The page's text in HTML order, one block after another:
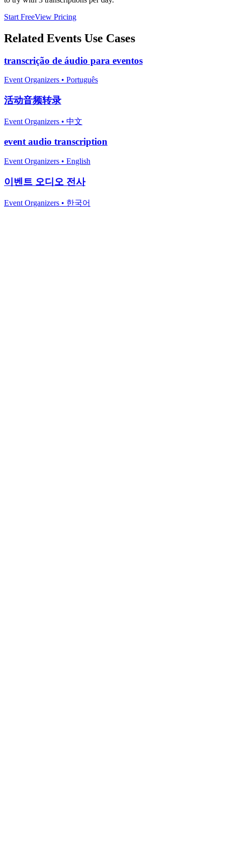
Start FreeView Pricing
Related Events Use Cases
transcrição de áudio para eventos
Event Organizers • Português
活动音频转录
Event Organizers • 中文
event audio transcription
Event Organizers • English
이벤트 오디오 전사
Event Organizers • 한국어